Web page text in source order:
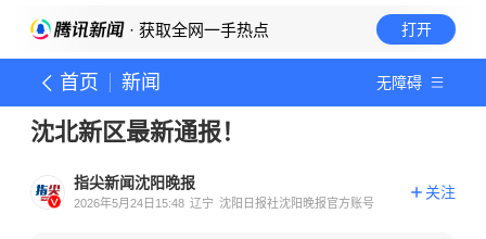
· 获取全网一手热点 打开
首页 新闻 无障碍
沈北新区最新通报！
指尖新闻沈阳晚报
2026年5月24日15:48 辽宁 沈阳日报社沈阳晚报官方账号
关注